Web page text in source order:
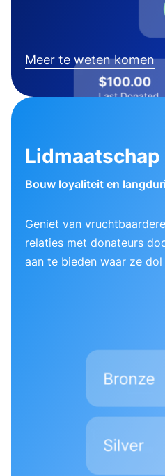
Meer te weten komen
Lidmaatschap
Bouw loyaliteit en
Geniet van
relaties met donateurs
aan te bieden waar ze